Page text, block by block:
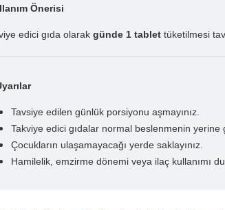
Önerisi
edici gıda olarak günde 1 tablet tüketilmesi
Tavsiye edilen günlük porsiyonu aşmayınız.
Takviye edici gıdalar normal beslenmenin yerine
Çocukların ulaşamayacağı yerde saklayınız.
Hamilelik, emzirme dönemi veya ilaç kullanımı